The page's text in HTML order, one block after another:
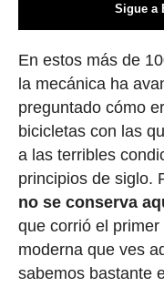
Sigue a
En estos más de
la mecánica ha
preguntado cómo
bicicletas con las
a las terribles
principios de siglo.
no se conserva
que corrió el
moderna que ves
sabemos bastante